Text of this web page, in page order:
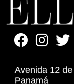
Avenida 12
Panamá